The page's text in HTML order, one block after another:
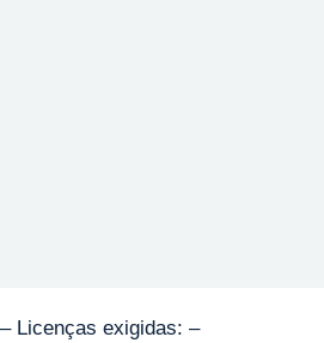
Licenças exigidas: –